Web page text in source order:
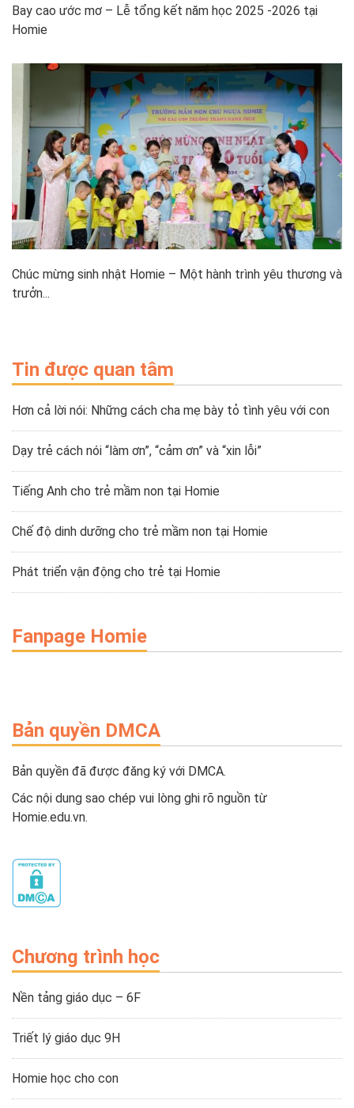
Bay cao ước mơ – Lễ tổng kết năm học 2025 -2026 tại
Homie
Chúc mừng sinh nhật Homie – Một hành trình yêu thương và
trưởn...
Tin được quan tâm
Hơn cả lời nói: Những cách cha mẹ bày tỏ tình yêu với con
Dạy trẻ cách nói “làm ơn”, “cảm ơn” và “xin lỗi”
Tiếng Anh cho trẻ mầm non tại Homie
Chế độ dinh dưỡng cho trẻ mầm non tại Homie
Phát triển vận động cho trẻ tại Homie
Fanpage Homie
Bản quyền DMCA
Bản quyền đã được đăng ký với DMCA.
Các nội dung sao chép vui lòng ghi rõ nguồn từ
Homie.edu.vn.
Chương trình học
Nền tảng giáo dục – 6F
Triết lý giáo dục 9H
Homie học cho con